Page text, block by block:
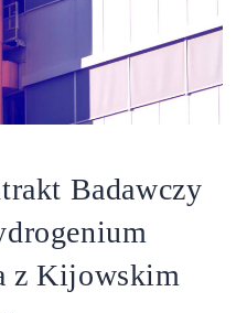
Badawczy
z Kijowskim